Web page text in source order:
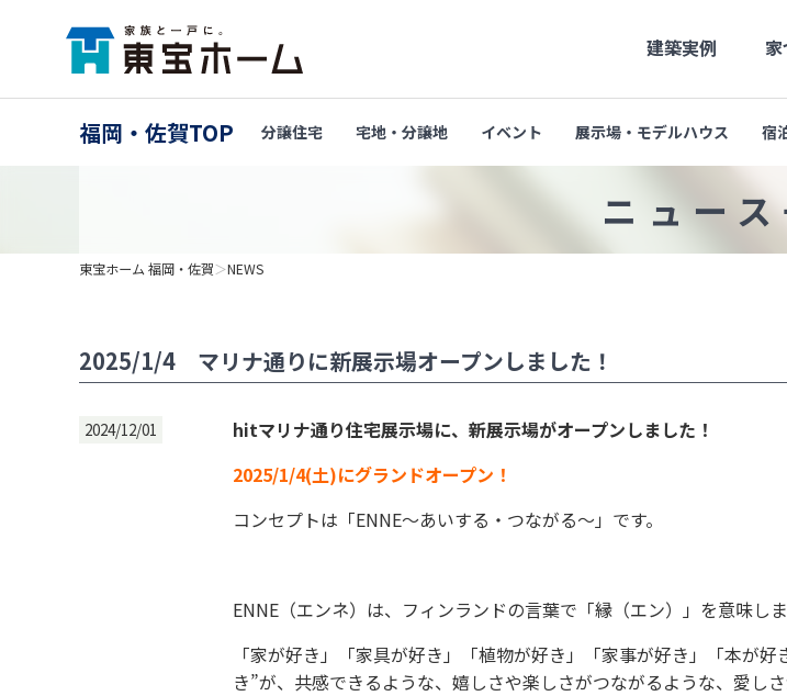
建築実例
福岡・佐賀TOP 分譲住宅 宅地・分譲地 イベント 展示場・モデルハウス 宿
ニュー
東宝ホーム 福岡・佐賀＞NEWS
2025/1/4 マリナ通りに新展示場オープンしました！
2024/12/01
hitマリナ通り住宅展示場に、新展示場がオープンしました！
2025/1/4(土)にグランドオープン！
コンセプトは「ENNE～あいする・つながる～」です。
ENNE（エンネ）は、フィンランドの言葉で「縁（エン）」を意味しま
「家が好き」「家具が好き」「植物が好き」「家事が好き」「本が
き”が、共感できるような、嬉しさや楽しさがつながるような、愛し